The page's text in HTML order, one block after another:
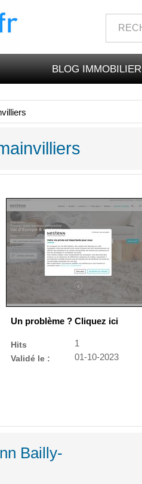
BLOG IMMOBILIER
Un problème ? Cliquez ici
Hits
1
Validé le :
01-10-2023
Bailly-